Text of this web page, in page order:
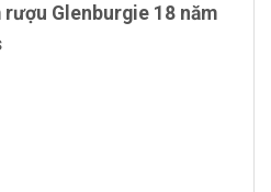
Glenburgie 18 năm